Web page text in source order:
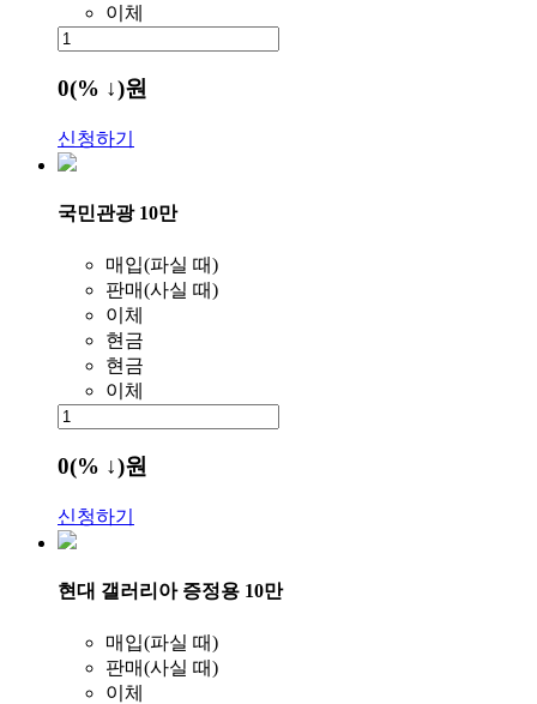
이체
0(% ↓)원
신청하기
국민관광 10만
매입(파실 때)
판매(사실 때)
이체
현금
현금
이체
0(% ↓)원
신청하기
현대 갤러리아 증정용 10만
매입(파실 때)
판매(사실 때)
이체